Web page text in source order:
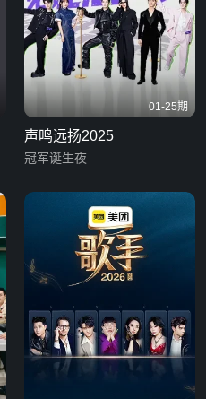
01-25期
声鸣远扬2025
冠军诞生夜